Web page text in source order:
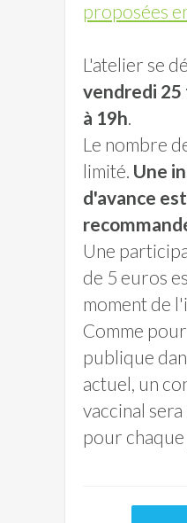
proposées
L'atelier se
vendredi
à 19h.
Le nombre
limité. Une
d'avance
Une
de 5 euros
moment de
Comme
publique
actuel, un
vaccinal
pour